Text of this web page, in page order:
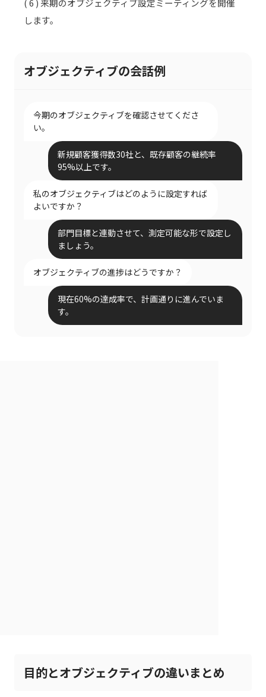
( 6 ) 来期のオブジェクティブ設定ミーティングを開催
します。
オブジェクティブの会話例
今期のオブジェクティブを確認させてくださ
い。
新規顧客獲得数30社と、既存顧客の継続率
95%以上です。
私のオブジェクティブはどのように設定すれば
よいですか？
部門目標と連動させて、測定可能な形で設定し
ましょう。
オブジェクティブの進捗はどうですか？
現在60%の達成率で、計画通りに進んでいま
す。
目的とオブジェクティブの違いまとめ